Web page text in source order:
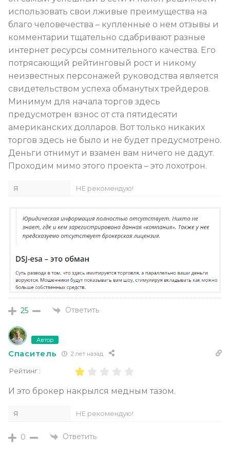
использовать свои лживые преимущества на
благо человечества – купленные о нем отзывы и
комментарии тщательно сдабривают разные
интернет ресурсы сомнительного качества. Его
потрясающий рейтинговый рост и никому
неизвестных персонажей руководства является
свидетельством успеха обманутых трейдеров.
Минимум для начала торгов здесь
предусмотрен взнос от ста пятидесяти
американских долларов. Вот только никаких
торгов здесь не было и не будет предусмотрено.
Деньги отнимут и взамен вам ничего не дадут.
Проходим мимо этого проекта – это лохотрон.
Я НЕ рекомендую!
25 Ответить
Автор
Спаситель 2 лет назад
Рейтинг :
И это брокер накрылся медным тазом.
Я НЕ рекомендую!
0 Ответить